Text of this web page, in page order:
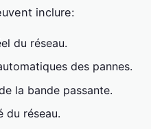
inclure:
du réseau.
des pannes.
la bande passante.
du réseau.